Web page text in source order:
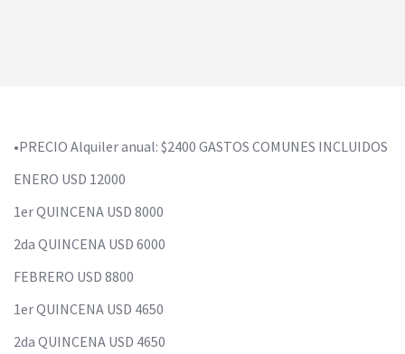
•PRECIO Alquiler anual: $2400 GASTOS COMUNES INCLUIDOS
ENERO USD 12000
1er QUINCENA USD 8000
2da QUINCENA USD 6000
FEBRERO USD 8800
1er QUINCENA USD 4650
2da QUINCENA USD 4650